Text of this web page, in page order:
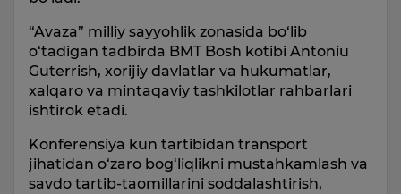
“Avaza” milliy sayyohlik zonasida bo‘lib
o‘tadigan tadbirda BMT Bosh kotibi Antoniu
Guterrish, xorijiy davlatlar va hukumatlar,
xalqaro va mintaqaviy tashkilotlar rahbarlari
ishtirok etadi.
Konferensiya kun tartibidan transport
jihatidan o‘zaro bog‘liqlikni mustahkamlash va
savdo tartib-taomillarini soddalashtirish,